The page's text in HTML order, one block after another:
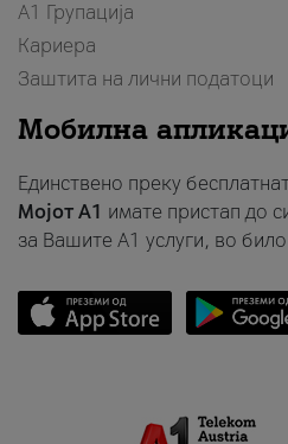
А1 Групација
Кариера
Заштита на лични податоци
Мобилна
Единствено преку
Мојот A1 имате пристап до
за Вашите A1 услуги, во